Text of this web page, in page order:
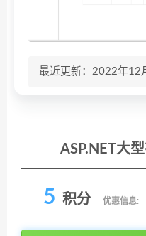
最近更新：2022年12
ASP.NET大
5 积分 优惠信息: